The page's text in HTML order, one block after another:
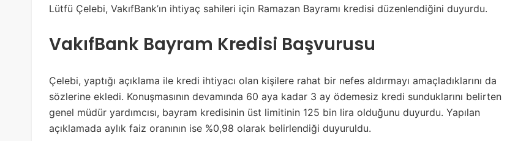
Lütfü Çelebi, VakıfBank’ın ihtiyaç sahileri için Ramazan Bayramı kredisi düzenlendiğini duyurdu.
VakıfBank Bayram Kredisi Başvurusu
Çelebi, yaptığı açıklama ile kredi ihtiyacı olan kişilere rahat bir nefes aldırmayı amaçladıklarını da
sözlerine ekledi. Konuşmasının devamında 60 aya kadar 3 ay ödemesiz kredi sunduklarını belirten
genel müdür yardımcısı, bayram kredisinin üst limitinin 125 bin lira olduğunu duyurdu. Yapılan
açıklamada aylık faiz oranının ise %0,98 olarak belirlendiği duyuruldu.